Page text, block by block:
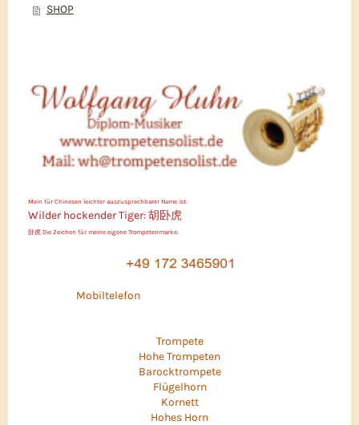
SHOP
Mein für Chinesen leichter auszusprechbarer Name ist:
Wilder hockender Tiger:胡卧虎
卧虎 Die Zeichen für meine eigene Trompetenmarke.
Mobiltelefon
Trompete
Hohe Trompeten
Barocktrompete
Flügelhorn
Kornett
Hohes Horn